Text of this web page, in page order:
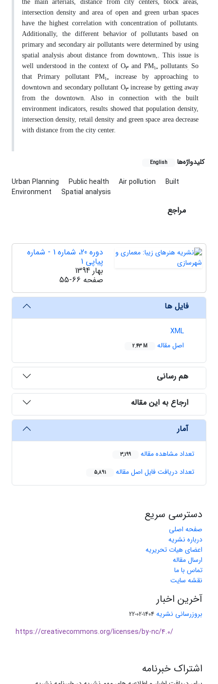
the main arterials, distance from city centers, block areas,
intersection density and area of open and green urban spaces
have the highest correlation with concentration of pollutants.
Additionally, the different behavior of pollutants based on
primary and secondary air pollutants were determined by using
spatial analysis about distance from downtown,. This issue is
well understood in the context of O3 and PM10 pollutants. So
that Primary pollutant PM10 increase by approaching to
downtown and secondary pollutant O3increase by getting away
from the downtown. Also in connection with the built
environment indicators, results showed that population density,
intersection density, retail density and green space area decrease
with distance from the city center.
کلیدواژه‌ها English
Urban Planning Public health Air pollution
Built
Environment
Spatial analysis
مراجع
دوره 20، شماره 1 - شماره
پیاپی 1
بهار 1394
صفحه 55-66
فایل ها
XML
اصل مقاله
2.43 M
هم رسانی
ارجاع به این مقاله
آمار
تعداد مشاهده مقاله 3,199
تعداد دریافت فایل اصل مقاله 5,891
دسترسی سریع
صفحه اصلی
درباره نشریه
اعضای هیات تحریریه
ارسال مقاله
تماس با ما
نقشه سایت
آخرین اخبار
بروزرسانی نشریه 1404-02-22
https://creativecommons.org/licenses/by-nc/4.0/
اشتراک خبرنامه